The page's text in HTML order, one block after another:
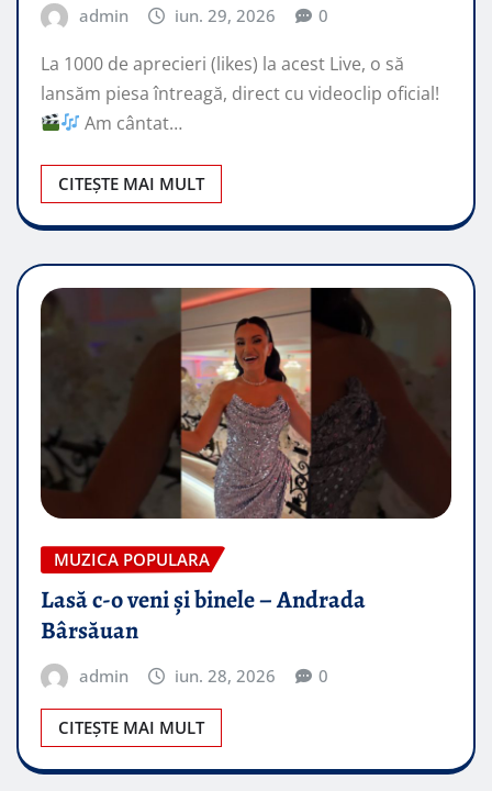
admin iun. 29, 2026 0
La 1000 de aprecieri (likes) la acest Live, o să
lansăm piesa întreagă, direct cu videoclip oficial!
Am cântat…
CITEȘTE MAI MULT
MUZICA POPULARA
Lasă c-o veni și binele – Andrada
Bârsăuan
admin iun. 28, 2026 0
CITEȘTE MAI MULT